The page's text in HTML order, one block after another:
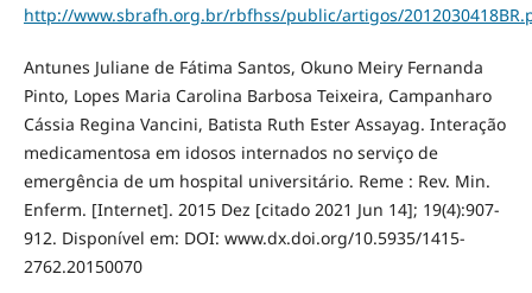
http://www.sbrafh.org.br/rbfhss/public/artigos/
Antunes Juliane de Fátima Santos, Okuno Meiry Fernanda
Pinto, Lopes Maria Carolina Barbosa Teixeira, Campanharo
Cássia Regina Vancini, Batista Ruth Ester Assayag. Interação
medicamentosa em idosos internados no serviço de
emergência de um hospital universitário. Reme : Rev. Min.
Enferm. [Internet]. 2015 Dez [citado 2021 Jun 14]; 19(4):907-
912. Disponível em: DOI: www.dx.doi.org/10.5935/1415-
2762.20150070